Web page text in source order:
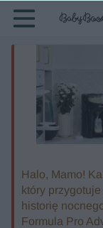
Halo, Mamo!
który
historię
Formula Pro